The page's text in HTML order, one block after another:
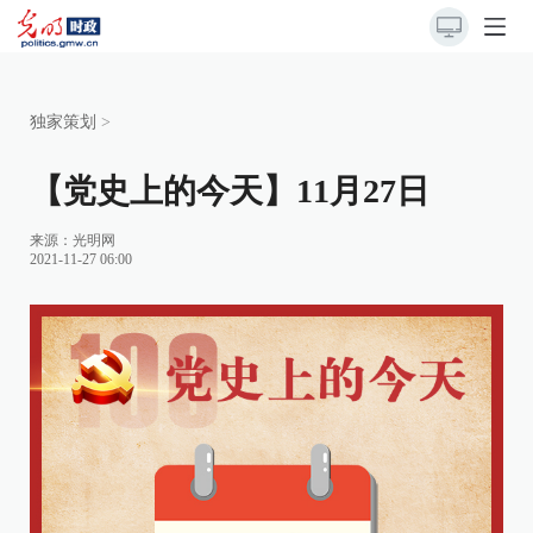
独家策划 >
【党史上的今天】11月27日
来源： 光明网
2021-11-27 06:00